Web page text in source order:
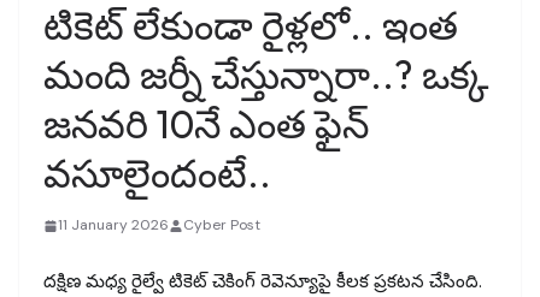
టికెట్ లేకుండా రైళ్లలో.. ఇంత
మంది జర్నీ చేస్తున్నారా..? ఒక్క
జనవరి 10నే ఎంత ఫైన్
వసూలైందంటే..
11 January 2026 Cyber Post
దక్షిణ మధ్య రైల్వే టికెట్ చెకింగ్ రెవెన్యూపై కీలక ప్రకటన చేసింది.